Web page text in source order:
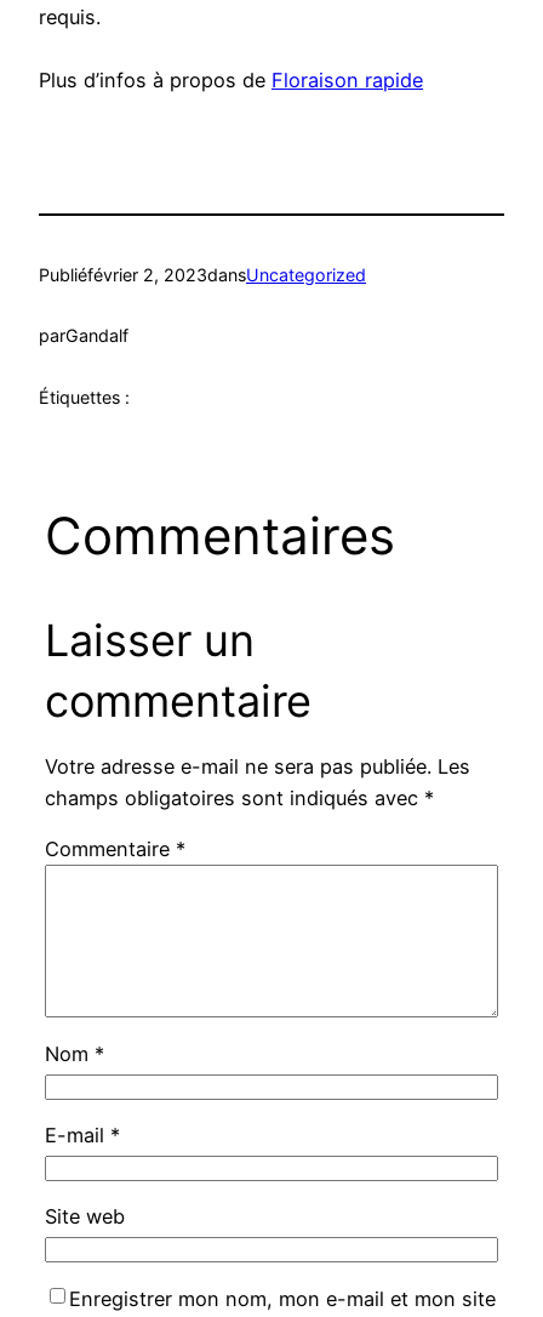
requis.
Plus d’infos à propos de Floraison rapide
Publiéfévrier 2, 2023dansUncategorized
parGandalf
Étiquettes :
Commentaires
Laisser un
commentaire
Votre adresse e-mail ne sera pas publiée. Les
champs obligatoires sont indiqués avec *
Commentaire *
Nom *
E-mail *
Site web
Enregistrer mon nom, mon e-mail et mon site